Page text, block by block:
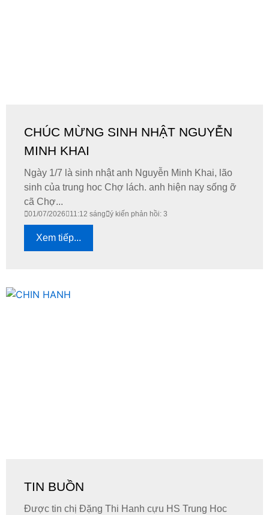
CHÚC MỪNG SINH NHẬT NGUYỄN
MINH KHAI
Ngày 1/7 là sinh nhật anh Nguyễn Minh Khai, lão
sinh của trung hoc Chợ lách. anh hiện nay sống ỡ
cã Chợ...
01/07/2026 11:12 sáng ý kiến phản hồi: 3
Xem tiếp...
TIN BUỒN
Được tin chị Đặng Thi Hanh cựu HS Trung Hoc